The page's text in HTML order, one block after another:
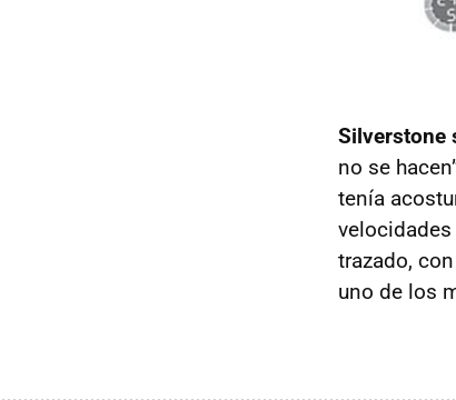
Silverstone
no se
tenía
trazado,
uno de los